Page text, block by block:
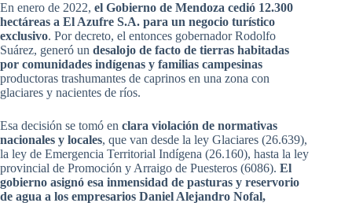
En enero de 2022, el Gobierno de Mendoza cedió 12.300
hectáreas a El Azufre S.A. para un negocio turístico
exclusivo. Por decreto, el entonces gobernador Rodolfo
Suárez, generó un desalojo de facto de tierras habitadas
por comunidades indígenas y familias campesinas
productoras trashumantes de caprinos en una zona con
glaciares y nacientes de ríos.
Esa decisión se tomó en clara violación de normativas
nacionales y locales, que van desde la ley Glaciares (26.639),
la ley de Emergencia Territorial Indígena (26.160), hasta la ley
provincial de Promoción y Arraigo de Puesteros (6086). El
gobierno asignó esa inmensidad de pasturas y reservorio
de agua a los empresarios Daniel Alejandro Nofal,